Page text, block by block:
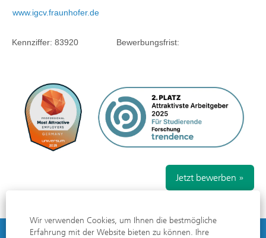
Wir verwenden Cookies, um Ihnen die bestmögliche
Erfahrung mit der Website bieten zu können. Ihre
www.igcv.fraunhofer.de
Kennziffer: 83920 Bewerbungsfrist:
Jetzt bewerben »